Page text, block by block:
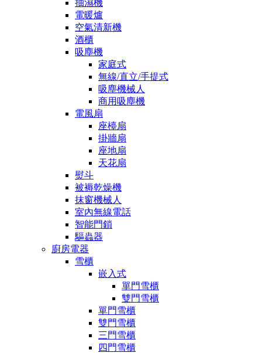
抽濕機
電暖爐
空氣清新機
酒櫃
吸塵機
家庭式
無線/直立/手提式
吸塵機械人
商用吸塵機
電風扇
座檯扇
掛牆扇
座地扇
天花扇
熨斗
被褥乾燥機
抹窗機械人
室內無線電話
智能門鎖
驅蟲器
廚房電器
雪櫃
嵌入式
單門雪櫃
雙門雪櫃
單門雪櫃
雙門雪櫃
三門雪櫃
四門雪櫃